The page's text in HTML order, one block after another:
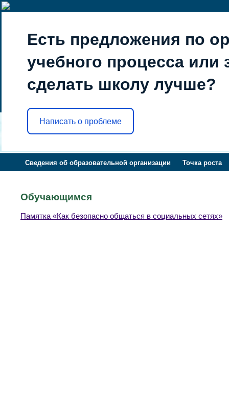
Есть предложения по
учебного процесса или
сделать школу лучше?
Написать о проблеме
Сведения об образовательной организации Точка роста
Обучающимся
Памятка «Как безопасно общаться в социальных сетях»